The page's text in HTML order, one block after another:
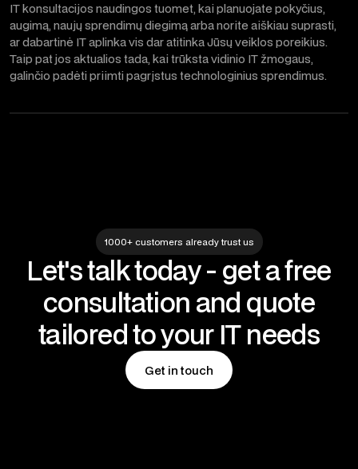
IT konsultacijos naudingos tuomet, kai planuojate pokyčius,
augimą, naujų sprendimų diegimą arba norite aiškiau suprasti,
ar dabartinė IT aplinka vis dar atitinka Jūsų veiklos poreikius.
Taip pat jos aktualios tada, kai trūksta vidinio IT žmogaus,
galinčio padėti priimti pagrįstus technologinius sprendimus.
1000+ customers already trust us
Let's talk today - get a free
consultation and quote
tailored to your IT needs
Get in touch